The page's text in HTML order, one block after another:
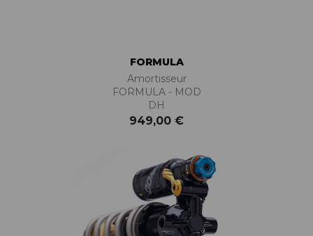
FORMULA
Amortisseur
FORMULA - MOD
DH
949,00 €